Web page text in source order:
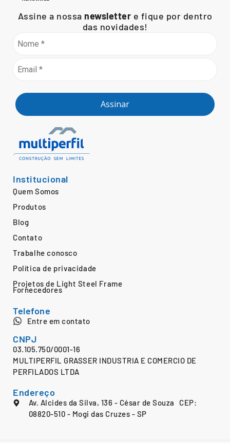
Assine a nossa newsletter e fique por dentro
das novidades!
Assinar
Institucional
Quem Somos
Produtos
Blog
Contato
Trabalhe conosco
Política de privacidade
Projetos de Light Steel Frame
Fornecedores
Telefone
Entre em contato
CNPJ
03.105.750/0001-16
MULTIPERFIL GRASSER INDUSTRIA E COMERCIO DE
PERFILADOS LTDA
Endereço
Av. Alcides da Silva, 136 - César de Souza CEP:
08820-510 - Mogi das Cruzes - SP